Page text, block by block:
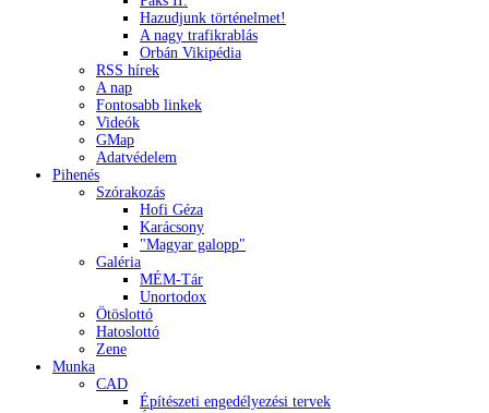
Hazudjunk történelmet!
A nagy trafikrablás
Orbán Vikipédia
RSS hírek
A nap
Fontosabb linkek
Videók
GMap
Adatvédelem
Pihenés
Szórakozás
Hofi Géza
Karácsony
"Magyar galopp"
Galéria
MÉM-Tár
Unortodox
Ötöslottó
Hatoslottó
Zene
Munka
CAD
Építészeti engedélyezési tervek